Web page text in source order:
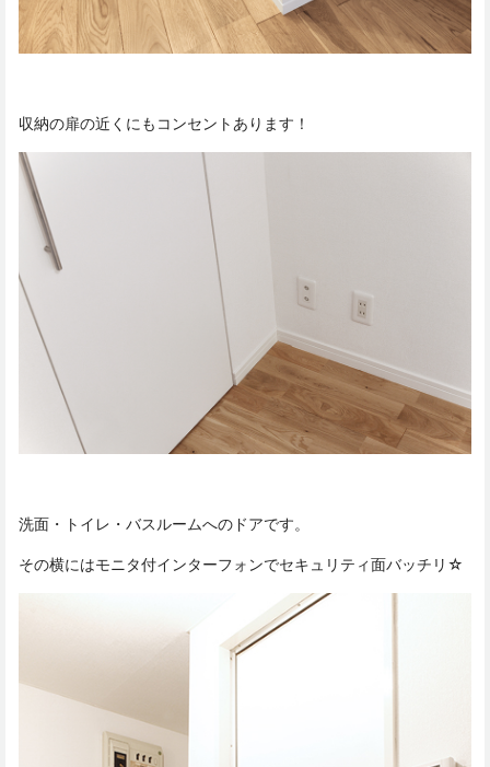
収納の扉の近くにもコンセントあります！
洗面・トイレ・バスルームへのドアです。
その横にはモニタ付インターフォンでセキュリティ面バッチリ☆